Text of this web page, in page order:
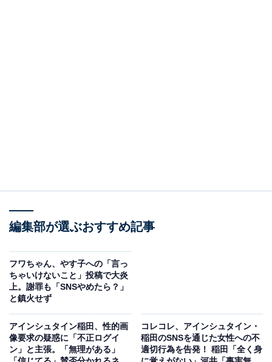
編集部が選ぶおすすめ記事
フワちゃん、やす子への「言っ
ちゃいけないこと」投稿で大炎
上。謝罪も「SNSやめたら？」
と鎮火せず
アインシュタイン稲田、性的画
像要求の疑惑に「不正ログイ
ン」と主張。「無理がある」
コレコレ、アインシュタイン・
稲田のSNSを通じた女性への不
適切行為を告発！ 稲田「全く身